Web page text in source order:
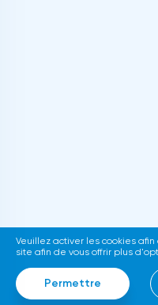
Veuillez activer les cookies
site afin de vous offrir plus
Permettre